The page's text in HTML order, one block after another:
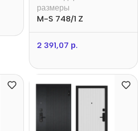
размеры
M-S 748/1 Z
2 391,07 р.